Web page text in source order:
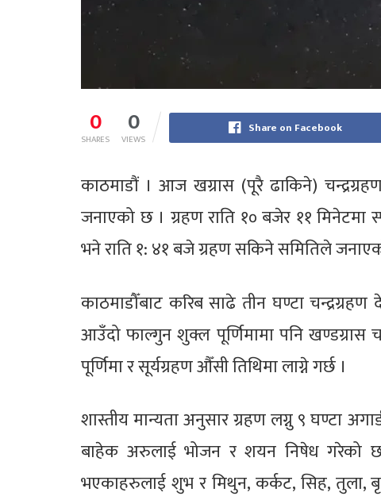
0
SHARES 0
VIEWS
Share on Facebook
काठमाडौं । आज खग्रास (पूरै ढाकिने)
जनाएको छ । ग्रहण राति १० बजेर ११ मिनेटमा
भने राति १: ४१ बजे ग्रहण सकिने समितिले
काठमाडौँबाट करिब साढे तीन घण्टा
आउँदो फाल्गुन शुक्ल पूर्णिमामा पनि खण्डग्रास
पूर्णिमा र सूर्यग्रहण औँसी तिथिमा लाग्ने गर्छ ।
शास्तीय मान्यता अनुसार ग्रहण लग्नु ९ घण्टा
बाहेक अरुलाई भोजन र शयन निषेध गरेको
भएकाहरुलाई शुभ र मिथुन, कर्कट, सिह, तुला,